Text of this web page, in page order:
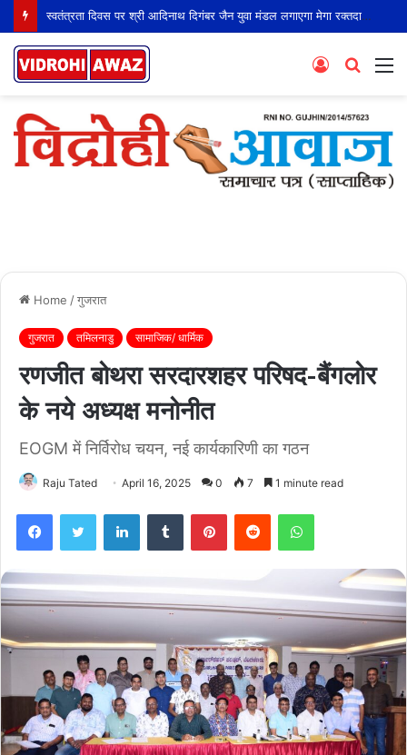
स्वतंत्रता दिवस पर श्री आदिनाथ दिगंबर जैन युवा मंडल लगाएगा मेगा रक्तदान शिविर
Search
Log
Home /गुजरात
गुजरात तमिलनाडु सामाजिक/ धार्मिक
रणजीत बोथरा सरदारशहर परिषद-बैंगलोर
के नये अध्यक्ष मनोनीत
EOGM में निर्विरोध चयन, नई कार्यकारिणी का गठन
Raju Tated April 16, 2025 0 7 1 minute read
FacebookTwitter LinkedInTumblr PinterestReddit WhatsApp